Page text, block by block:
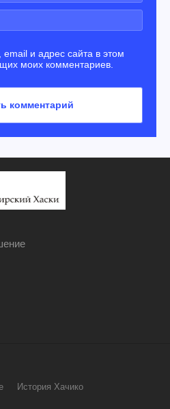
и адрес сайта в этом
моих комментариев.
История Хачико